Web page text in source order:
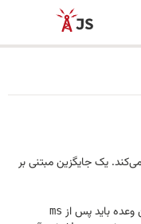
یک جایگزین مبتنی بر
ms